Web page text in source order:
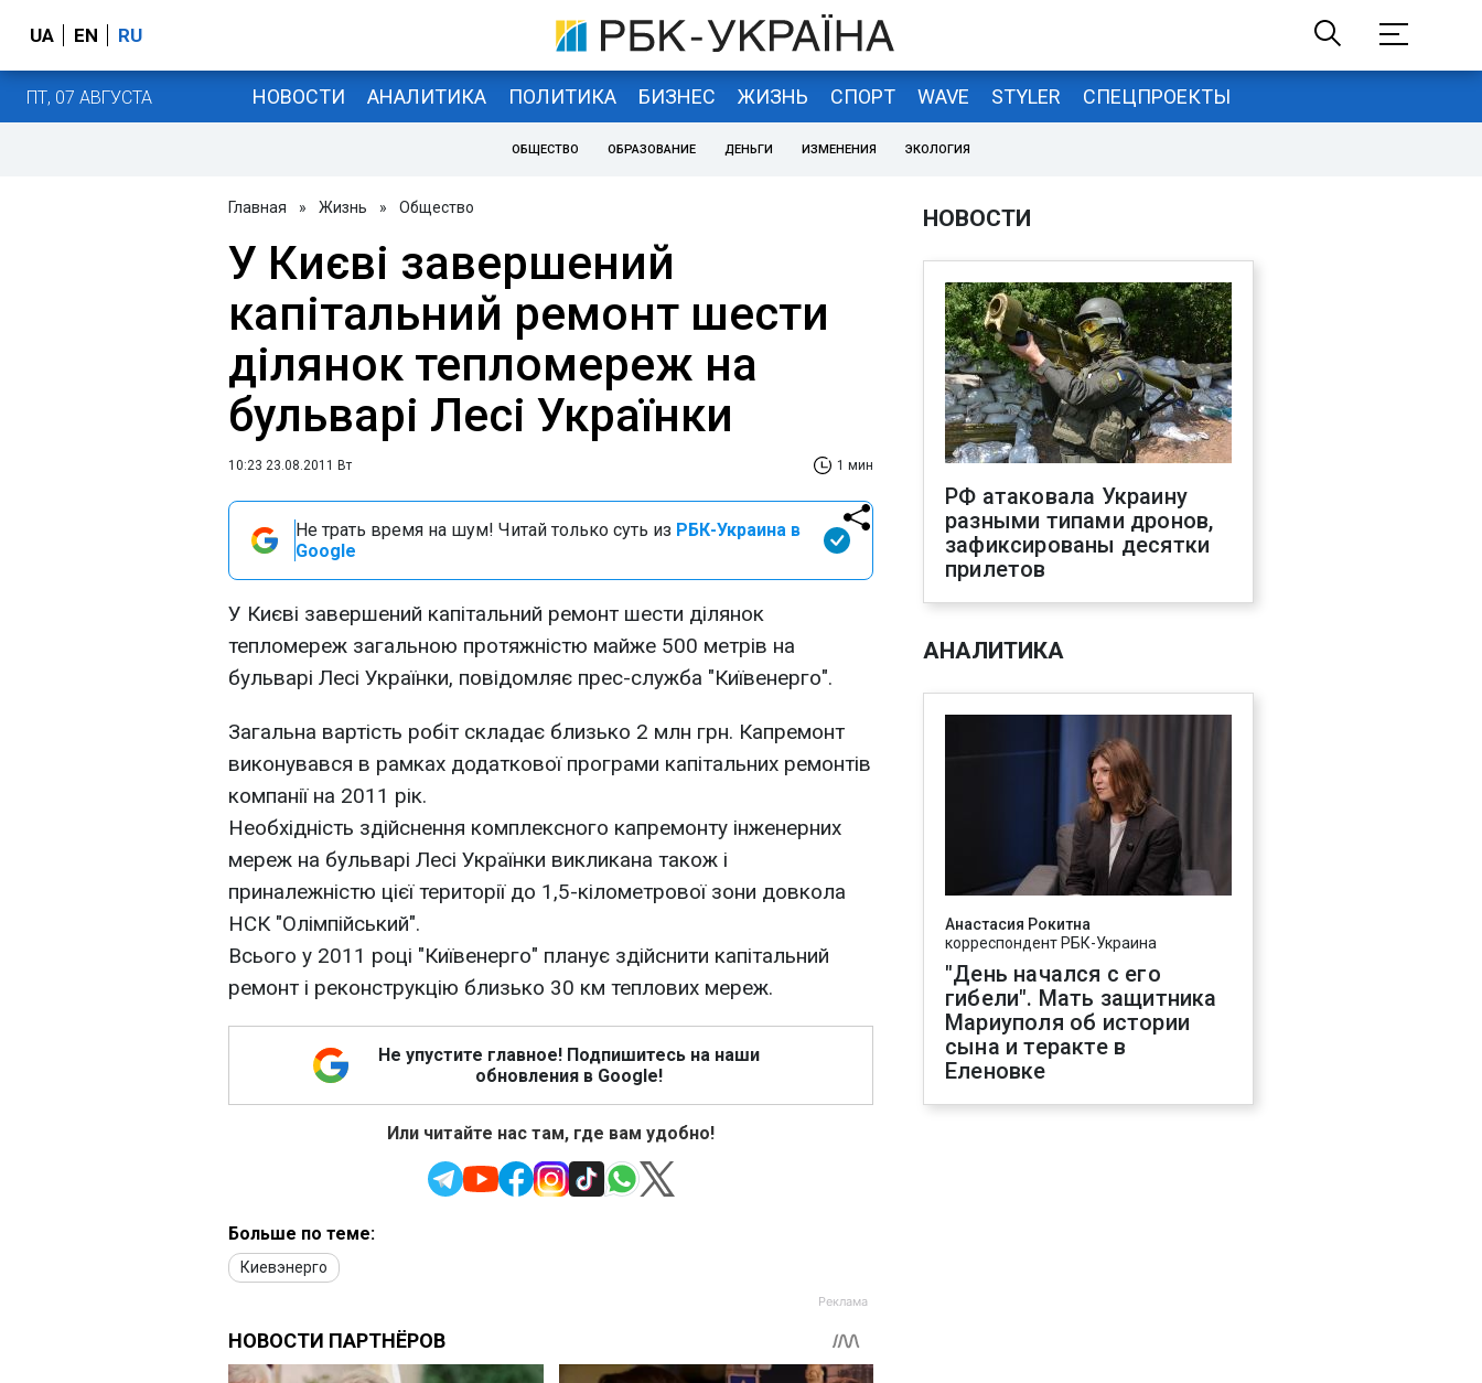
UA EN RU
ПТ, 07 АВГУСТА НОВОСТИ АНАЛИТИКА ПОЛИТИКА БИЗНЕС ЖИЗНЬ СПОРТ WAVE STYLER СПЕЦПРОЕКТЫ
ОБЩЕСТВО ОБРАЗОВАНИЕ ДЕНЬГИ ИЗМЕНЕНИЯ ЭКОЛОГИЯ
Главная » Жизнь » Общество
У Києві завершений
капітальний ремонт шести
ділянок тепломереж на
бульварі Лесі Українки
10:23 23.08.2011 Вт 1 мин
Не трать время на шум! Читай только суть из РБК-Украина в
Google
У Києві завершений капітальний ремонт шести ділянок
тепломереж загальною протяжністю майже 500 метрів на
бульварі Лесі Українки, повідомляє прес-служба "Київенерго".
Загальна вартість робіт складає близько 2 млн грн. Капремонт
виконувався в рамках додаткової програми капітальних ремонтів
компанії на 2011 рік.
Необхідність здійснення комплексного капремонту інженерних
мереж на бульварі Лесі Українки викликана також і
приналежністю цієї території до 1,5-кілометрової зони довкола
НСК "Олімпійський".
Всього у 2011 році "Київенерго" планує здійснити капітальний
ремонт і реконструкцію близько 30 км теплових мереж.
Не упустите главное! Подпишитесь на наши
обновления в Google!
Или читайте нас там, где вам удобно!
Больше по теме:
Киевэнерго
НОВОСТИ
РФ атаковала Украину
разными типами дронов,
зафиксированы десятки
прилетов
АНАЛИТИКА
Анастасия Рокитна
корреспондент РБК-Украина
"День начался с его
гибели". Мать защитника
Мариуполя об истории
сына и теракте в
Еленовке